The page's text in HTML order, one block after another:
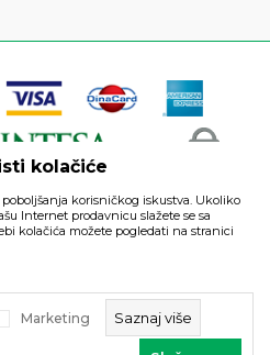
naše ponude i ne podrazumeva
u svakom trenutku.
, IzradaNB SOFT. Sva prava
kolačiće
korisničkog iskustva. Ukoliko
Internet prodavnicu slažete se sa
kolačića možete pogledati na stranici
Marketing Saznaj više